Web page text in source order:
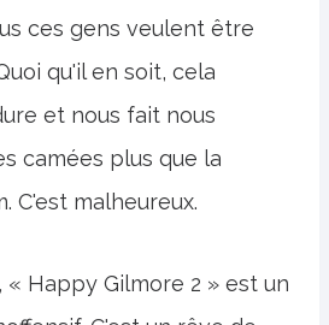
ces gens veulent être
qu'il en soit, cela
et nous fait nous
camées plus que la
C'est malheureux.
« Happy Gilmore 2 » est un